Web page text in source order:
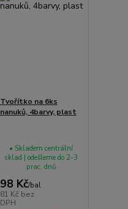
Tvořítko na 6ks
nanuků, 4barvy, plast
98 Kč/bal
81 Kč bez
DPH
• Skladem centrální
sklad | odešleme do 2-3
prac. dnů